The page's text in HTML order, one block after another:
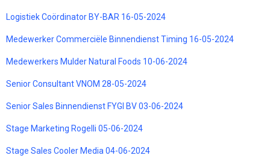
Logistiek Coördinator BY-BAR 16-05-2024
Medewerker Commerciële Binnendienst Timing 16-05-2024
Medewerkers Mulder Natural Foods 10-06-2024
Senior Consultant VNOM 28-05-2024
Senior Sales Binnendienst FYGI BV 03-06-2024
Stage Marketing Rogelli 05-06-2024
Stage Sales Cooler Media 04-06-2024